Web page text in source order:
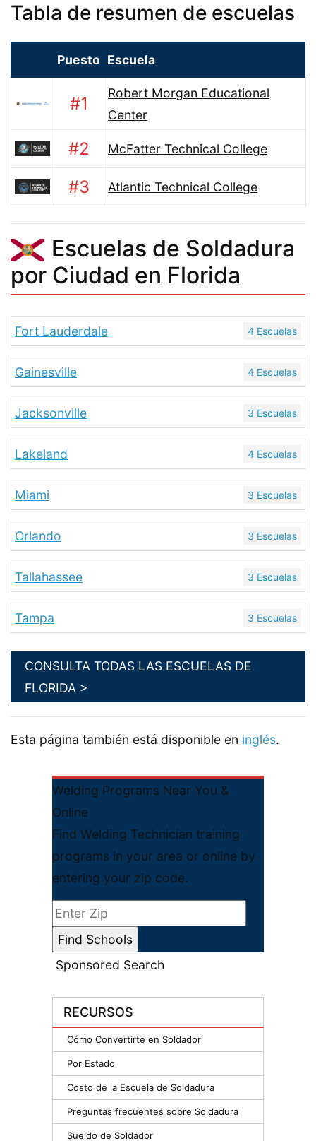
Welding Programs Near You &
Online
Find Welding Technician training
programs in your area or online by
entering your zip code.
Sponsored Search
RECURSOS
Cómo Convertirte en Soldador
Por Estado
Costo de la Escuela de Soldadura
Preguntas frecuentes sobre Soldadura
Sueldo de Soldador
Tabla de resumen de escuelas
Puesto Escuela
#1
Robert Morgan Educational
Center
#2 McFatter Technical College
#3 Atlantic Technical College
Escuelas de Soldadura
por Ciudad en Florida
Fort Lauderdale 4 Escuelas
Gainesville 4 Escuelas
Jacksonville 3 Escuelas
Lakeland 4 Escuelas
Miami 3 Escuelas
Orlando 3 Escuelas
Tallahassee 3 Escuelas
Tampa 3 Escuelas
CONSULTA TODAS LAS ESCUELAS DE
FLORIDA >
Esta página también está disponible en inglés.